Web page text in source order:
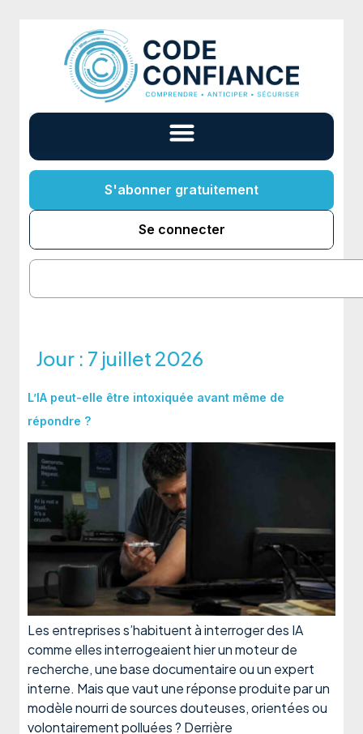
S'abonner gratuitement
Se connecter
Jour : 7 juillet 2026
L’IA peut-elle être intoxiquée avant même de
répondre ?
Les entreprises s’habituent à interroger des IA
comme elles interrogeaient hier un moteur de
recherche, une base documentaire ou un expert
interne. Mais que vaut une réponse produite par un
modèle nourri de sources douteuses, orientées ou
volontairement polluées ? Derrière